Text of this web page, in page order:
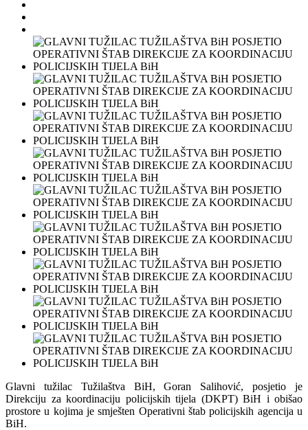
Glavni tužilac Tužilaštva BiH, Goran Salihović, posjetio je
Direkciju za koordinaciju policijskih tijela (DKPT) BiH i obišao
prostore u kojima je smješten Operativni štab policijskih agencija u
BiH.